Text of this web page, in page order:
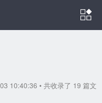

10:40:36 • 共收录了 19 篇文